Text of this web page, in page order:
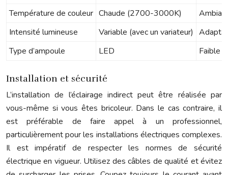
Température de couleur Chaude (2700-3000K)
Intensité lumineuse
Variable (avec un variateur)
Type d’ampoule
LED Faible
Installation et sécurité
L’installation de l’éclairage indirect peut être réalisée par
vous-même si vous êtes bricoleur. Dans le cas contraire, il
est préférable de faire appel à un professionnel,
particulièrement pour les installations électriques complexes.
Il est impératif de respecter les normes de sécurité
électrique en vigueur. Utilisez des câbles de qualité et évitez